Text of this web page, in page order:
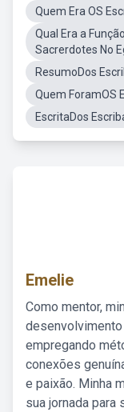
Quem Era OS
Qual Era a
Sacrerdotes No
ResumoDos
Quem ForamOS
EscritaDos
Emelie
Como mentor,
empregando
conexões
e paixão. Minha
sua jornada para